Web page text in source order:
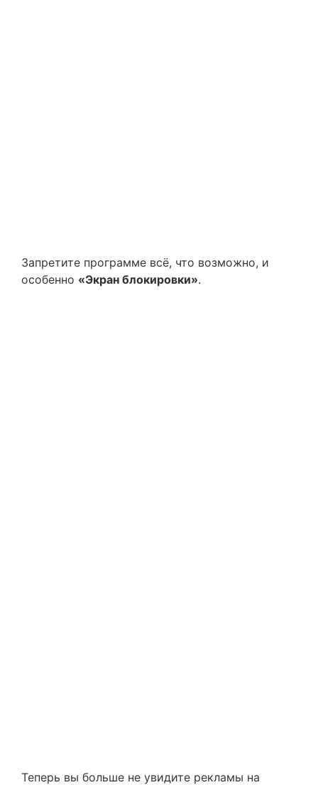
Запретите программе всё, что возможно, и
особенно «Экран блокировки».
Теперь вы больше не увидите рекламы на